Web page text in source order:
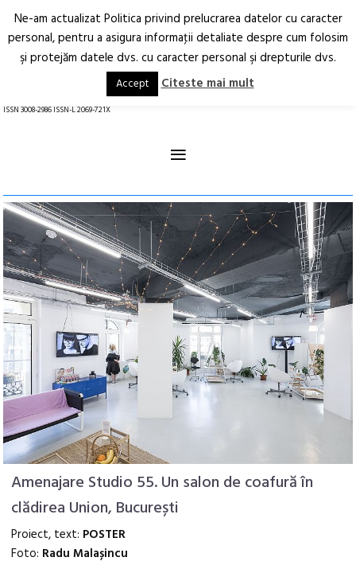
Arhitectură.
Oraș.
RO EN
ISSN 3008-2986 ISSN-L 2069-721X
≡
Amenajare Studio 55. Un salon de coafură în
clădirea Union, București
Proiect, text: POSTER
Foto: Radu Malașincu
Ne-am actualizat Politica privind prelucrarea datelor cu caracter
personal, pentru a asigura informaţii detaliate despre cum folosim
şi protejăm datele dvs. cu caracter personal şi drepturile dvs.
Accept Citeste mai mult